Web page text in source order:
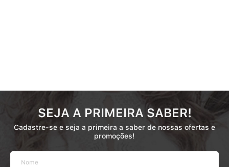
SEJA A PRIMEIRA SABER!
Cadastre-se e seja a primeira a saber de nossas ofertas e
promoções!